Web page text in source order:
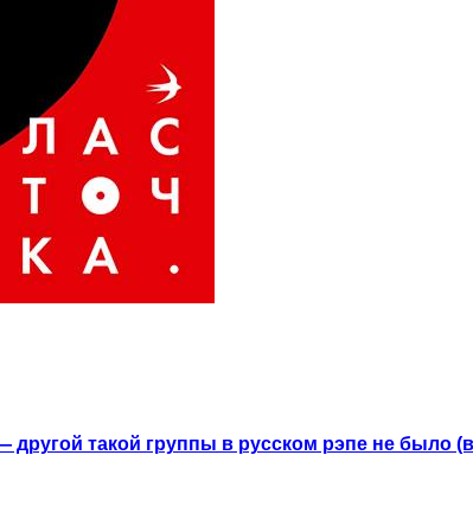
другой такой группы в русском рэпе не было